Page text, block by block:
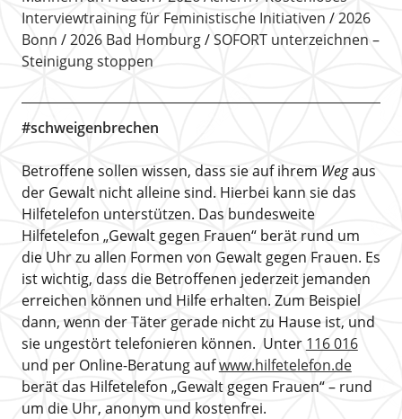
Interviewtraining für Feministische Initiativen
2026
Bonn
2026 Bad Homburg
SOFORT unterzeichnen –
Steinigung stoppen
#schweigenbrechen
Betroffene sollen wissen, dass sie auf ihrem Wegaus
der Gewalt nicht alleine sind. Hierbei kann sie das
Hilfetelefon unterstützen. Das bundesweite
Hilfetelefon „Gewalt gegen Frauen“ berät rund um
die Uhr zu allen Formen von Gewalt gegen Frauen. Es
ist wichtig, dass die Betroffenen jederzeit jemanden
erreichen können und Hilfe erhalten. Zum Beispiel
dann, wenn der Täter gerade nicht zu Hause ist, und
sie ungestört telefonieren können. Unter 116 016
und per Online-Beratung aufwww.hilfetelefon.de
berät das Hilfetelefon „Gewalt gegen Frauen“ – rund
um die Uhr, anonym und kostenfrei.